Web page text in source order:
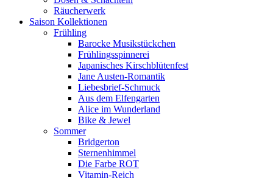
Räucherwerk
Saison Kollektionen
Frühling
Barocke Musikstückchen
Frühlingsspinnerei
Japanisches Kirschblütenfest
Jane Austen-Romantik
Liebesbrief-Schmuck
Aus dem Elfengarten
Alice im Wunderland
Bike & Jewel
Sommer
Bridgerton
Sternenhimmel
Die Farbe ROT
Vitamin-Reich